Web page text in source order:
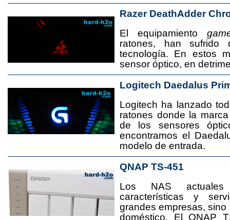
Razer DeathAdder
El equipamiento
ratones, han sufrido
tecnología. En estos
sensor óptico, en
Logitech Daedalus
Logitech ha lanzado
ratones donde la
de los sensores
encontramos el
modelo de entrada.
QNAP TS-451
Los NAS
características y
grandes empresas,
doméstico. El QNAP